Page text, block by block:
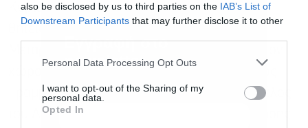
also be disclosed by us to third parties on the IAB’s List of
Downstream Participants that may further disclose it to other
Personal Data Processing Opt Outs
I want to opt-out of the Sharing of my
personal data.
Opted In
Κυριάκου Μητσοτάκη κατά τη διάρκεια της
θητείας του ως υπουργός Διοικητικής
χώρο της Τοπικής Αυτοδιοίκησης ως Γενικός
Γραμματέας του Δήμου Γαλατσίου και ως μέλος
του Δ.Σ. του Ινστιτούτου Τοπικής Αυτοδιοίκησης
Εγγραφή στο
newsletter